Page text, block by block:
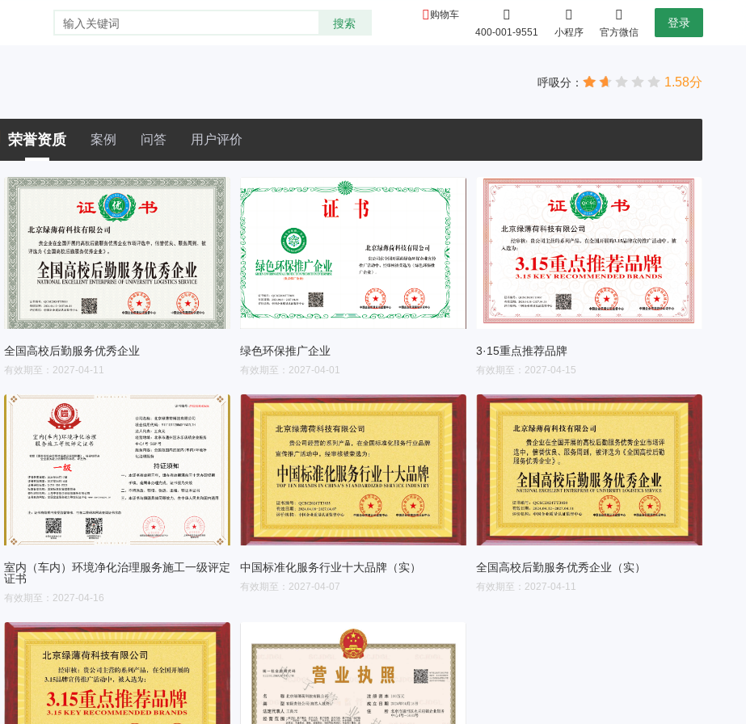
购物车
400-001-9551
小程序 官方微信
登录
呼吸分： 1.58分
荣誉资质 案例 问答 用户评价
全国高校后勤服务优秀企业
有效期至：2027-04-11
绿色环保推广企业
有效期至：2027-04-01
3·15重点推荐品牌
有效期至：2027-04-15
室内（车内）环境净化治理服务施工一级评定
证书
有效期至：2027-04-16
中国标准化服务行业十大品牌（实）
有效期至：2027-04-07
全国高校后勤服务优秀企业（实）
有效期至：2027-04-11